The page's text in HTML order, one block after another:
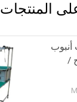
المنتجات
أنبوب
/